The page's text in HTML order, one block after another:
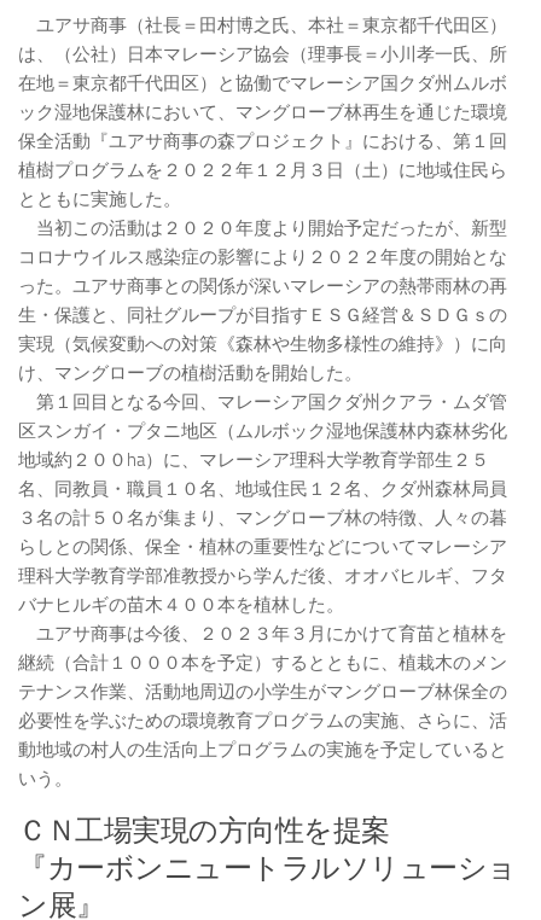
ユアサ商事（社長＝田村博之氏、本社＝東京都千代田区）
は、（公社）日本マレーシア協会（理事長＝小川孝一氏、所
在地＝東京都千代田区）と協働でマレーシア国クダ州ムルボ
ック湿地保護林において、マングローブ林再生を通じた環境
保全活動『ユアサ商事の森プロジェクト』における、第１回
植樹プログラムを２０２２年１２月３日（土）に地域住民ら
とともに実施した。
当初この活動は２０２０年度より開始予定だったが、新型
コロナウイルス感染症の影響により２０２２年度の開始とな
った。ユアサ商事との関係が深いマレーシアの熱帯雨林の再
生・保護と、同社グループが目指すＥＳＧ経営＆ＳＤＧｓの
実現（気候変動への対策《森林や生物多様性の維持》）に向
け、マングローブの植樹活動を開始した。
第１回目となる今回、マレーシア国クダ州クアラ・ムダ管
区スンガイ・プタニ地区（ムルボック湿地保護林内森林劣化
地域約２００ha）に、マレーシア理科大学教育学部生２５
名、同教員・職員１０名、地域住民１２名、クダ州森林局員
３名の計５０名が集まり、マングローブ林の特徴、人々の暮
らしとの関係、保全・植林の重要性などについてマレーシア
理科大学教育学部准教授から学んだ後、オオバヒルギ、フタ
バナヒルギの苗木４００本を植林した。
ユアサ商事は今後、２０２３年３月にかけて育苗と植林を
継続（合計１０００本を予定）するとともに、植栽木のメン
テナンス作業、活動地周辺の小学生がマングローブ林保全の
必要性を学ぶための環境教育プログラムの実施、さらに、活
動地域の村人の生活向上プログラムの実施を予定していると
いう。
ＣＮ工場実現の方向性を提案
『カーボンニュートラルソリューショ
ン展』